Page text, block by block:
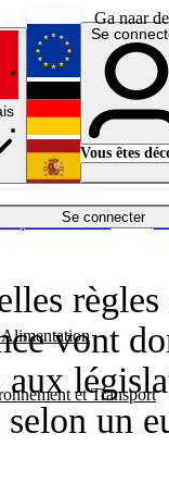
Ga naar
Se connecter
et Transport
Économie
English
Deutsch
Español
Se
Vous êtes
règles
vont
aux
selon un